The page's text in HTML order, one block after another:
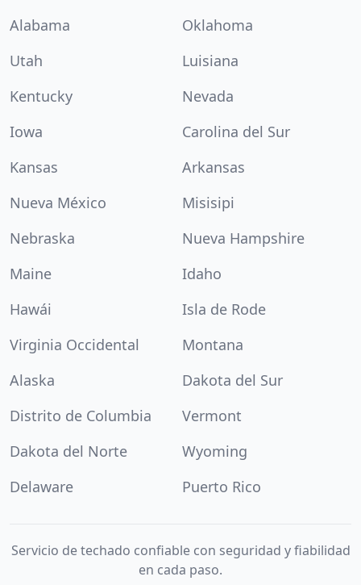
Alabama
Oklahoma
Utah
Luisiana
Kentucky
Nevada
Iowa
Carolina del Sur
Kansas
Arkansas
Nueva México
Misisipi
Nebraska
Nueva Hampshire
Maine
Idaho
Hawái
Isla de Rode
Virginia Occidental
Montana
Alaska
Dakota del Sur
Distrito de Columbia
Vermont
Dakota del Norte
Wyoming
Delaware
Puerto Rico
Servicio de techado confiable con seguridad y fiabilidad
en cada paso.